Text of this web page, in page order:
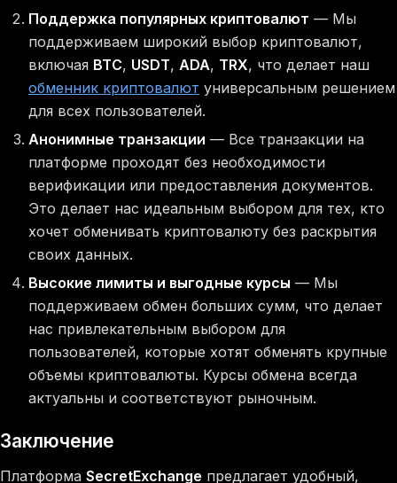
Поддержка популярных криптовалют — Мы
поддерживаем широкий выбор криптовалют,
включая BTC, USDT, ADA, TRX, что делает наш
обменник криптовалют универсальным решением
для всех пользователей.
Анонимные транзакции — Все транзакции на
платформе проходят без необходимости
верификации или предоставления документов.
Это делает нас идеальным выбором для тех, кто
хочет обменивать криптовалюту без раскрытия
своих данных.
Высокие лимиты и выгодные курсы — Мы
поддерживаем обмен больших сумм, что делает
нас привлекательным выбором для
пользователей, которые хотят обменять крупные
объемы криптовалюты. Курсы обмена всегда
актуальны и соответствуют рыночным.
Заключение
Платформа SecretExchange предлагает удобный,